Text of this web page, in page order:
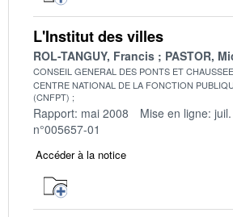
L'Institut des villes
ROL-TANGUY, Francis PASTOR,
CONSEIL GENERAL DES PONTS ET
CENTRE NATIONAL DE LA FONCTION
(CNFPT)
Rapport: mai 2008 Mise en ligne:
n°005657-01
Accéder à la notice